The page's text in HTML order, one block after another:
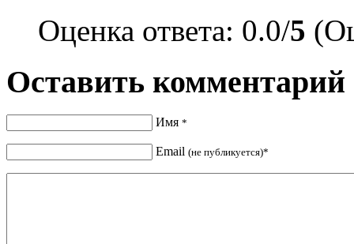
Оценка ответа: 0.0/5
Оставить комментарий
Имя *
Email (не публикуется)*